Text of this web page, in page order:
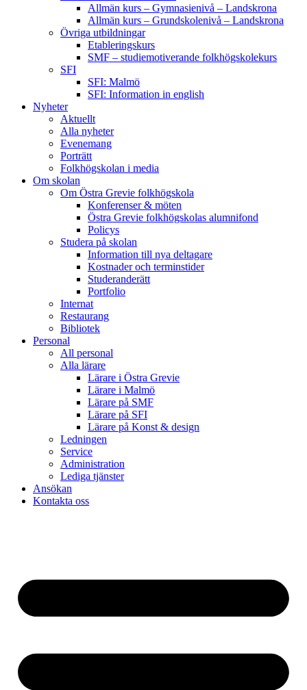
Allmän kurs – Gymnasienivå – Landskrona
Allmän kurs – Grundskolenivå – Landskrona
Övriga utbildningar
Etableringskurs
SMF – studiemotiverande folkhögskolekurs
SFI
SFI: Malmö
SFI: Information in english
Nyheter
Aktuellt
Alla nyheter
Evenemang
Porträtt
Folkhögskolan i media
Om skolan
Om Östra Grevie folkhögskola
Konferenser & möten
Östra Grevie folkhögskolas alumnifond
Policys
Studera på skolan
Information till nya deltagare
Kostnader och terminstider
Studeranderätt
Portfolio
Internat
Restaurang
Bibliotek
Personal
All personal
Alla lärare
Lärare i Östra Grevie
Lärare i Malmö
Lärare på SMF
Lärare på SFI
Lärare på Konst & design
Ledningen
Service
Administration
Lediga tjänster
Ansökan
Kontakta oss